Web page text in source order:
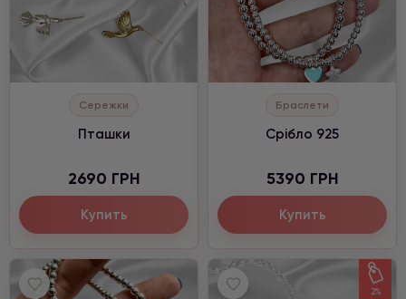
Сережки
Пташки
2690 ГРН
Купить
Браслети
Срібло 925
5390 ГРН
Купить
2%